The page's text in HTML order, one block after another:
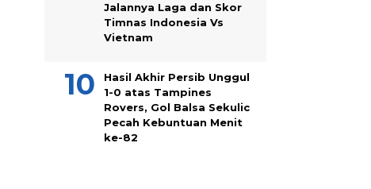
Jalannya Laga dan Skor
Timnas Indonesia Vs
Vietnam
Hasil Akhir Persib Unggul
1-0 atas Tampines
Rovers, Gol Balsa Sekulic
Pecah Kebuntuan Menit
ke-82